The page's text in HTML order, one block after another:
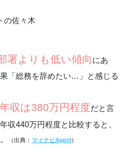
署よりも低い傾向 にあ
「 総務を辞めたい… 」と感じる
収は380万円程度だと言
収440万円程度と比較すると、
（出典： マイナビAgent）